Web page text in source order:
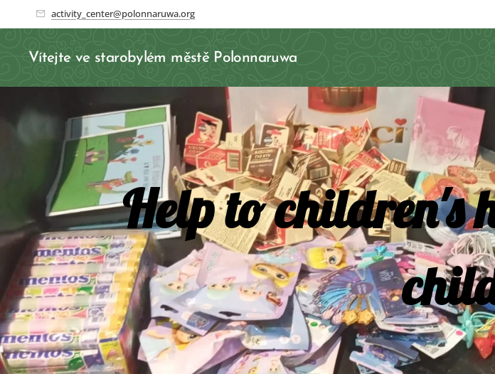
activity_center@polonnaruwa.org
Vítejte ve starobylém městě Polonnaruwa
Help to children's